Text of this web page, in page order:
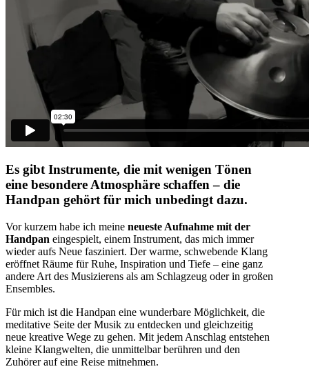
Es gibt Instrumente, die mit wenigen Tönen
eine besondere Atmosphäre schaffen – die
Handpan gehört für mich unbedingt dazu.
Vor kurzem habe ich meine neueste Aufnahme mit der
Handpan eingespielt, einem Instrument, das mich immer
wieder aufs Neue fasziniert. Der warme, schwebende Klang
eröffnet Räume für Ruhe, Inspiration und Tiefe – eine ganz
andere Art des Musizierens als am Schlagzeug oder in großen
Ensembles.
Für mich ist die Handpan eine wunderbare Möglichkeit, die
meditative Seite der Musik zu entdecken und gleichzeitig
neue kreative Wege zu gehen. Mit jedem Anschlag entstehen
kleine Klangwelten, die unmittelbar berühren und den
Zuhörer auf eine Reise mitnehmen.